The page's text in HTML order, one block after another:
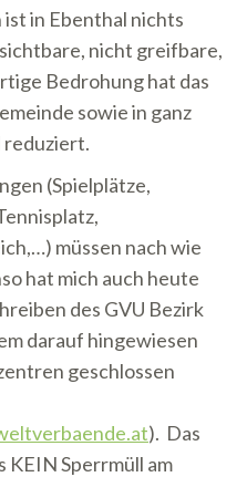
in Ebenthal nichts
nicht greifbare,
Bedrohung hat das
sowie in ganz
reduziert.
(Spielplätze,
müssen nach wie
hat mich auch heute
des GVU Bezirk
darauf hingewiesen
geschlossen
). Das
KEIN Sperrmüll am